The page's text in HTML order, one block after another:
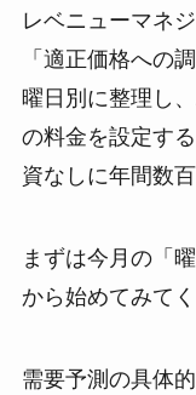
レベニューマネ
「適正価格への
曜日別に整理し
の料金を設定す
資なしに年間数
まずは今月の「
から始めてみてく
需要予測の具体